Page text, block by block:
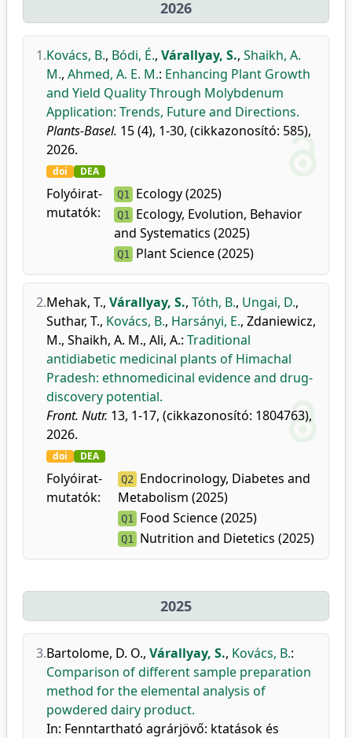
2026
1.Kovács, B., Bódi, É., Várallyay, S., Shaikh, A.
M., Ahmed, A. E. M.: Enhancing Plant Growth
and Yield Quality Through Molybdenum
Application: Trends, Future and Directions.
Plants-Basel. 15 (4), 1-30, (cikkazonosító: 585),
2026.
doi DEA
Folyóirat-
mutatók:
Q1 Ecology (2025)
Q1
Ecology, Evolution, Behavior
and Systematics (2025)
Q1 Plant Science (2025)
2.Mehak, T., Várallyay, S., Tóth, B., Ungai, D.,
Suthar, T., Kovács, B., Harsányi, E., Zdaniewicz,
M., Shaikh, A. M., Ali, A.: Traditional
antidiabetic medicinal plants of Himachal
Pradesh: ethnomedicinal evidence and drug-
discovery potential.
Front. Nutr. 13, 1-17, (cikkazonosító: 1804763),
2026.
doi DEA
Folyóirat-
mutatók:
Q2 Endocrinology, Diabetes and
Metabolism (2025)
Q1 Food Science (2025)
Q1 Nutrition and Dietetics (2025)
2025
3.Bartolome, D. O., Várallyay, S., Kovács, B.:
Comparison of different sample preparation
method for the elemental analysis of
powdered dairy product.
In: Fenntartható agrárjövő: ktatások és